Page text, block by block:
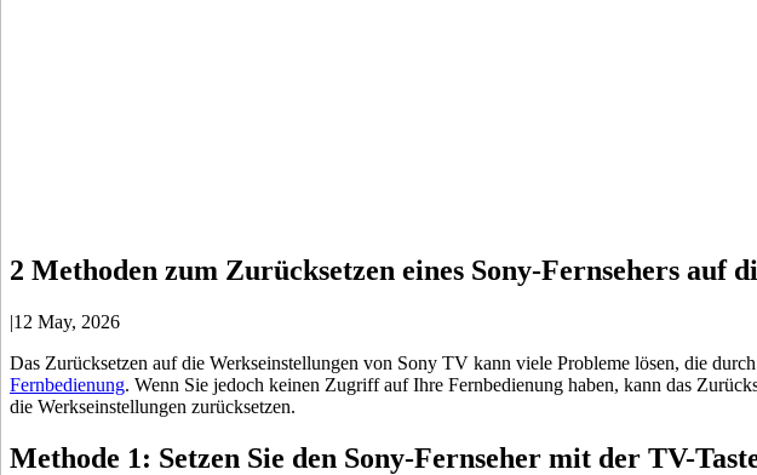
2 Methoden zum Zurücksetzen eines Sony-Fernsehers auf
|12 May, 2026
Das Zurücksetzen auf die Werkseinstellungen von Sony TV kann viele Probleme lösen, die
Fernbedienung. Wenn Sie jedoch keinen Zugriff auf Ihre Fernbedienung haben, kann das
die Werkseinstellungen zurücksetzen.
Methode 1: Setzen Sie den Sony-Fernseher mit der TV-